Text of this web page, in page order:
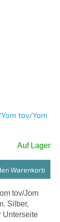
tov/Yom
Auf Lager
Warenkorb
tov/Jom
Silber,
Unterseite